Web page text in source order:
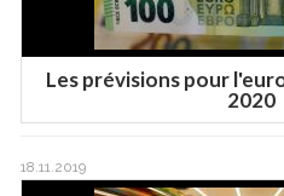
Les prévisions pour
2020
18.11.2019